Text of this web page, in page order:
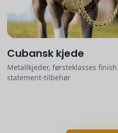
Cubansk kjede
Metallkjeder, førsteklasses
statement-tilbehør